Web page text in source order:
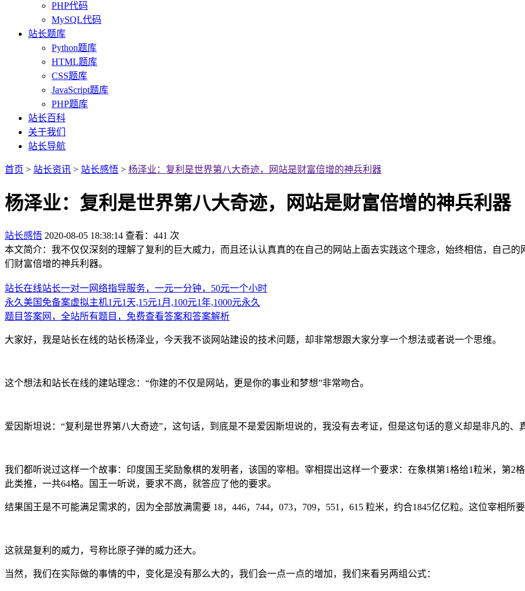
PHP代码
MySQL代码
站长题库
Python题库
HTML题库
CSS题库
JavaScript题库
PHP题库
站长百科
关于我们
站长导航
首页 > 站长资讯 > 站长感悟 > 杨泽业：复利是世界第八大奇迹，网站是财富倍增的神兵利器
杨泽业：复利是世界第八大奇迹，网站是财富倍增的神兵利器
站长感悟 2020-08-05 18:38:14 查看：441 次
本文简介：我不仅仅深刻的理解了复利的巨大威力，而且还认认真真的在自己的网站上面去实践这个理念，始终相信，自己
们财富倍增的神兵利器。
站长在线站长一对一网络指导服务，一元一分钟，50元一个小时
永久美国免备案虚拟主机1元1天,15元1月,100元1年,1000元永久
题目答案网，全站所有题目，免费查看答案和答案解析
大家好，我是站长在线的站长杨泽业，今天我不谈网站建设的技术问题，却非常想跟大家分享一个想法或者说一个思维。
这个想法和站长在线的建站理念：“你建的不仅是网站，更是你的事业和梦想”非常吻合。
爱因斯坦说：“复利是世界第八大奇迹”，这句话，到底是不是爱因斯坦说的，我没有去考证，但是这句话的意义却是非凡的、
我们都听说过这样一个故事：印度国王奖励象棋的发明者，该国的宰相。宰相提出这样一个要求：在象棋第1格给1粒米，第2
此类推，一共64格。国王一听说，要求不高，就答应了他的要求。
结果国王是不可能满足需求的，因为全部放满需要 18，446，744，073，709，551，615 粒米，约合1845亿亿粒。这位宰相所
这就是复利的威力，号称比原子弹的威力还大。
当然，我们在实际做的事情的中，变化是没有那么大的，我们会一点一点的增加，我们来看另两组公式：